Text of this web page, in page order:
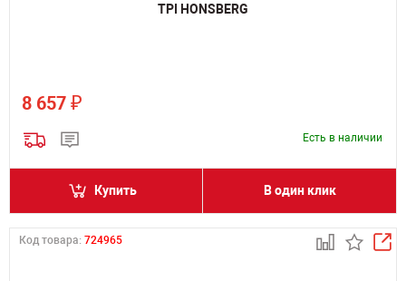
TPI HONSBERG
8 657 ₽
Есть в наличии
Купить В один клик
Код товара: 724965